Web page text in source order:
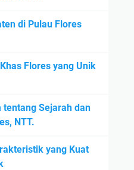
di Pulau Flores
Flores yang Unik
tentang Sejarah dan
NTT.
yang Kuat